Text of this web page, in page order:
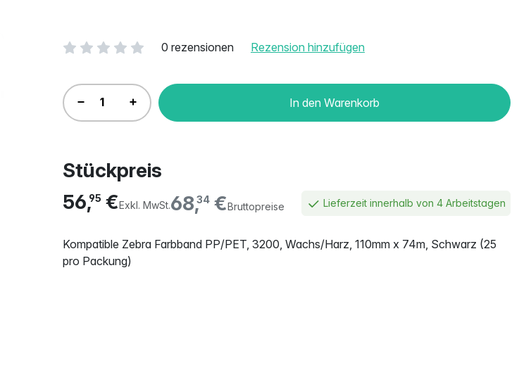
0 rezensionen Rezension hinzufügen
In den Warenkorb
Stückpreis
68,34€Bruttopreise
56,95 €Exkl. MwSt. Lieferzeit innerhalb von 4 Arbeitstagen
Kompatible Zebra Farbband PP/PET, 3200, Wachs/Harz, 110mm x 74m, Schwarz (25
pro Packung)